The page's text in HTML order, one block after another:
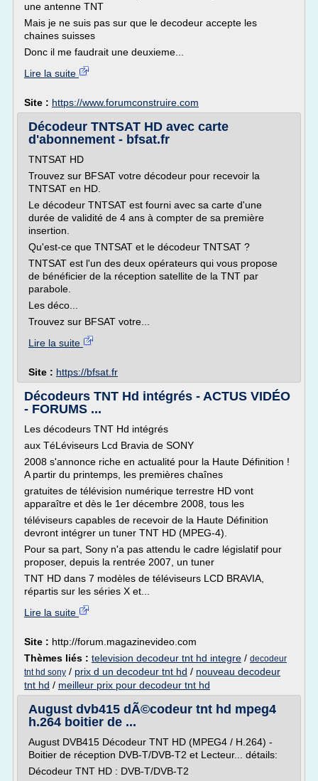
une antenne TNT
Mais je ne suis pas sur que le decodeur accepte les
chaines suisses
Donc il me faudrait une deuxieme...
Lire la suite
Site : https://www.forumconstruire.com
Décodeur TNTSAT HD avec carte
d'abonnement - bfsat.fr
TNTSAT HD
Trouvez sur BFSAT votre décodeur pour recevoir la
TNTSAT en HD.
Le décodeur TNTSAT est fourni avec sa carte d'une
durée de validité de 4 ans à compter de sa première
insertion.
Qu'est-ce que TNTSAT et le décodeur TNTSAT ?
TNTSAT est l'un des deux opérateurs qui vous propose
de bénéficier de la réception satellite de la TNT par
parabole.
Les déco...
Trouvez sur BFSAT votre...
Lire la suite
Site : https://bfsat.fr
Décodeurs TNT Hd intégrés - ACTUS VIDÉO
- FORUMS ...
Les décodeurs TNT Hd intégrés
aux TéLéviseurs Lcd Bravia de SONY
2008 s'annonce riche en actualité pour la Haute Définition !
A partir du printemps, les premières chaînes
gratuites de télévision numérique terrestre HD vont
apparaître et dès le 1er décembre 2008, tous les
téléviseurs capables de recevoir de la Haute Définition
devront intégrer un tuner TNT HD (MPEG-4).
Pour sa part, Sony n'a pas attendu le cadre législatif pour
proposer, depuis la rentrée 2007, un tuner
TNT HD dans 7 modèles de téléviseurs LCD BRAVIA,
répartis sur les séries X et...
Lire la suite
Site : http://forum.magazinevideo.com
Thèmes liés : television decodeur tnt hd integre / decodeur
tnt hd sony / prix d un decodeur tnt hd / nouveau decodeur
tnt hd / meilleur prix pour decodeur tnt hd
August dvb415 dÃ©codeur tnt hd mpeg4
h.264 boitier de ...
August DVB415 Décodeur TNT HD (MPEG4 / H.264) -
Boitier de réception DVB-T/DVB-T2 et Lecteur... détails:
Décodeur TNT HD : DVB-T/DVB-T2